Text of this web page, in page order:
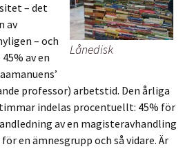
Lånedisk
– det
av
– och
av en
professor) arbetstid. Den årliga
indelas procentuellt: 45% för
av en magisteravhandling
en ämnesgrupp och så vidare. Är